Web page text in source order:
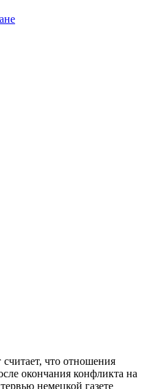
что отношения
окончания конфликта на
немецкой газете